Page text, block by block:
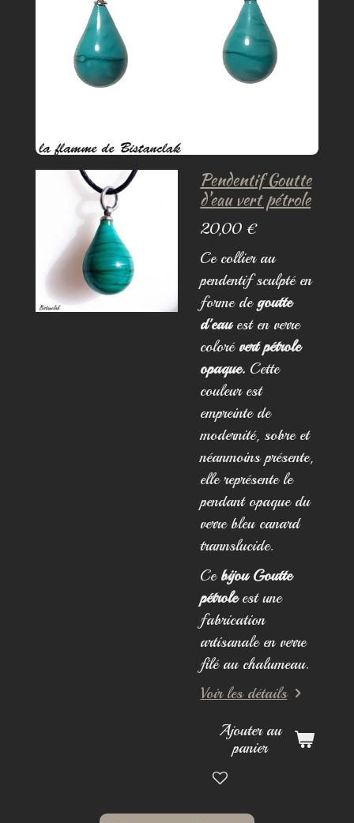
Pendentif Goutte
d'eau vert pétrole
20,00 €
Ce collier au
pendentif sculpté en
forme de goutte
d'eauest en verre
colorévert pétrole
opaque. Cette
couleur est
empreinte de
modernité, sobre et
néanmoins présente,
elle représente le
pendant opaque du
verre bleu canard
trannslucide.
Ce bijou Goutte
pétroleest une
fabrication
artisanale en verre
filé au chalumeau.
Voir les détails
Ajouter au
panier